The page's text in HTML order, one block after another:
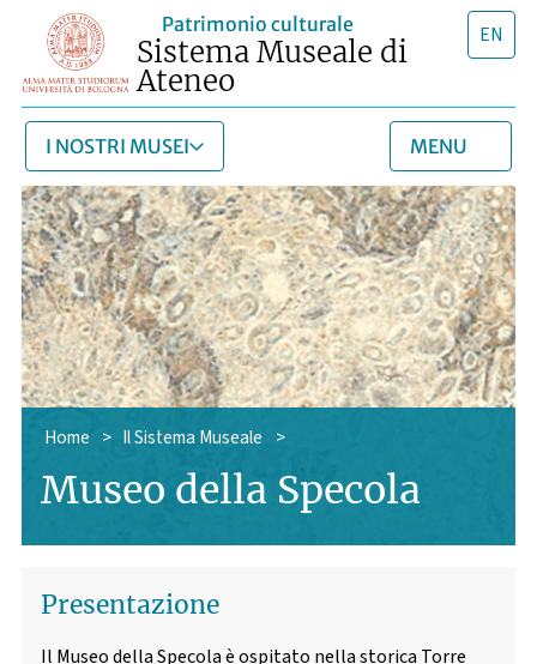
Patrimonio culturale
Sistema Museale di
Ateneo
EN
MENU
I NOSTRI MUSEI
Home > Il Sistema Museale >
Museo della Specola
Presentazione
Il Museo della Specola è ospitato nella storica Torre